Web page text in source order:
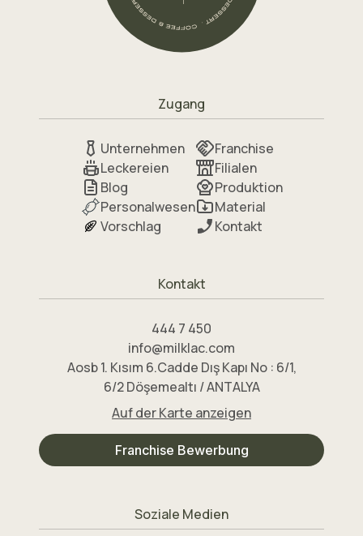
Zugang
Unternehmen
Leckereien
Blog
Personalwesen
Vorschlag
Franchise
Filialen
Produktion
Material
Kontakt
Kontakt
444 7 450
info@milklac.com
Aosb 1. Kısım 6.Cadde Dış Kapı No : 6/1,
6/2 Döşemealtı / ANTALYA
Auf der Karte anzeigen
Franchise Bewerbung
Soziale Medien